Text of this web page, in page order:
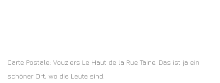
Carte Postale: Vouziers Le Haut de la Rue Taine. Das ist ja ein
schöner Ort, wo die Leute sind.